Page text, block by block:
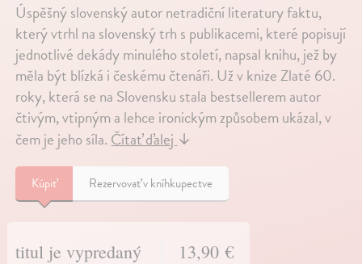
Úspěšný slovenský autor netradiční literatury faktu,
který vtrhl na slovenský trh s publikacemi, které popisují
jednotlivé dekády minulého století, napsal knihu, jež by
měla být blízká i českému čtenáři. Už v knize Zlaté 60.
roky, která se na Slovensku stala bestsellerem autor
čtivým, vtipným a lehce ironickým způsobem ukázal, v
čem je jeho síla.Čítať ďalej↓
Kúpiť Rezervovať v kníhkupectve
titul je vypredaný 13,90 €